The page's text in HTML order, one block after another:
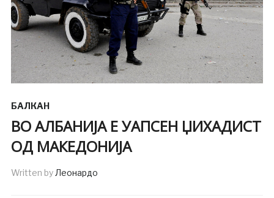
БАЛКАН
ВО АЛБАНИЈА Е УАПСЕН ЏИХАДИСТ
ОД МАКЕДОНИЈА
Written byЛеонардо